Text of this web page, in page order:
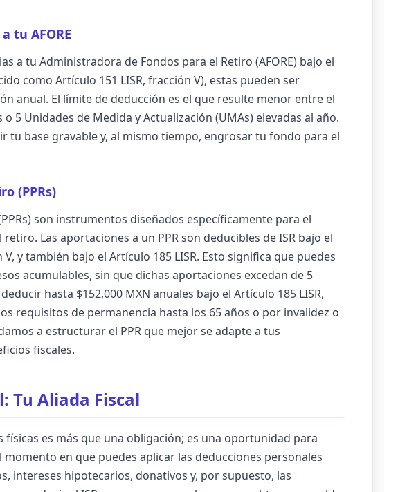
tu AFORE
a tu Administradora de Fondos para el Retiro (AFORE) bajo el
como Artículo 151 LISR, fracción V), estas pueden ser
anual. El límite de deducción es el que resulte menor entre el
5 Unidades de Medida y Actualización (UMAs) elevadas al año.
tu base gravable y, al mismo tiempo, engrosar tu fondo para el
(PPRs)
son instrumentos diseñados específicamente para el
Las aportaciones a un PPR son deducibles de ISR bajo el
y también bajo el Artículo 185 LISR. Esto significa que puedes
acumulables, sin que dichas aportaciones excedan de 5
hasta $152,000 MXN anuales bajo el Artículo 185 LISR,
requisitos de permanencia hasta los 65 años o por invalidez o
a estructurar el PPR que mejor se adapte a tus
fiscales.
Tu Aliada Fiscal
físicas es más que una obligación; es una oportunidad para
en que puedes aplicar las deducciones personales
intereses hipotecarios, donativos y, por supuesto, las